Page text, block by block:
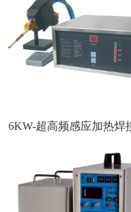
6KW-超高频感应加热焊